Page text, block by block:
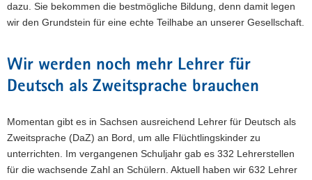
dazu. Sie bekommen die bestmögliche Bildung, denn damit legen
wir den Grundstein für eine echte Teilhabe an unserer Gesellschaft.
Wir werden noch mehr Lehrer für
Deutsch als Zweitsprache brauchen
Momentan gibt es in Sachsen ausreichend Lehrer für Deutsch als
Zweitsprache (DaZ) an Bord, um alle Flüchtlingskinder zu
unterrichten. Im vergangenen Schuljahr gab es 332 Lehrerstellen
für die wachsende Zahl an Schülern. Aktuell haben wir 632 Lehrer